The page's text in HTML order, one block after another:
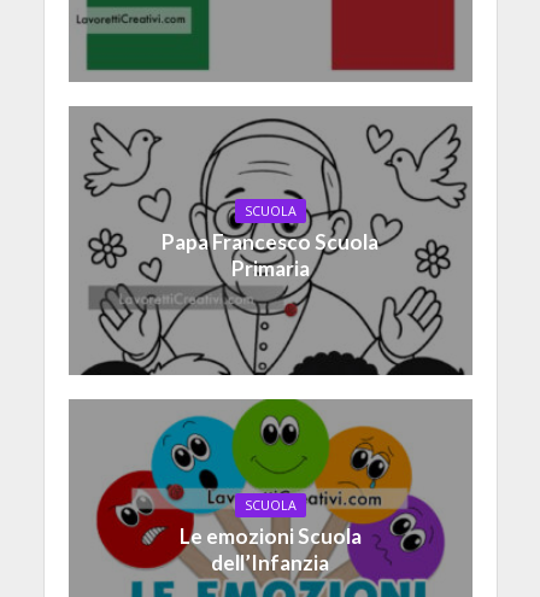
SCUOLA
Papa Francesco Scuola
Primaria
SCUOLA
Le emozioni Scuola
dell’Infanzia